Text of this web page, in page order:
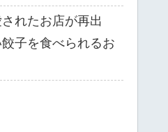
されたお店が再出
子を食べられるお